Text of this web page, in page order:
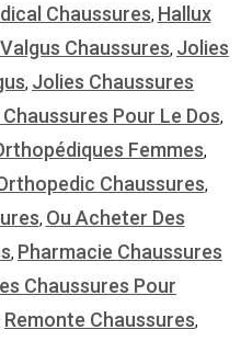
Chaussures, Hallux
Chaussures, Jolies
, Jolies Chaussures
Pour Le Dos,
Femmes,
Chaussures,
, Ou Acheter Des
, Pharmacie Chaussures
Chaussures Pour
Remonte Chaussures,